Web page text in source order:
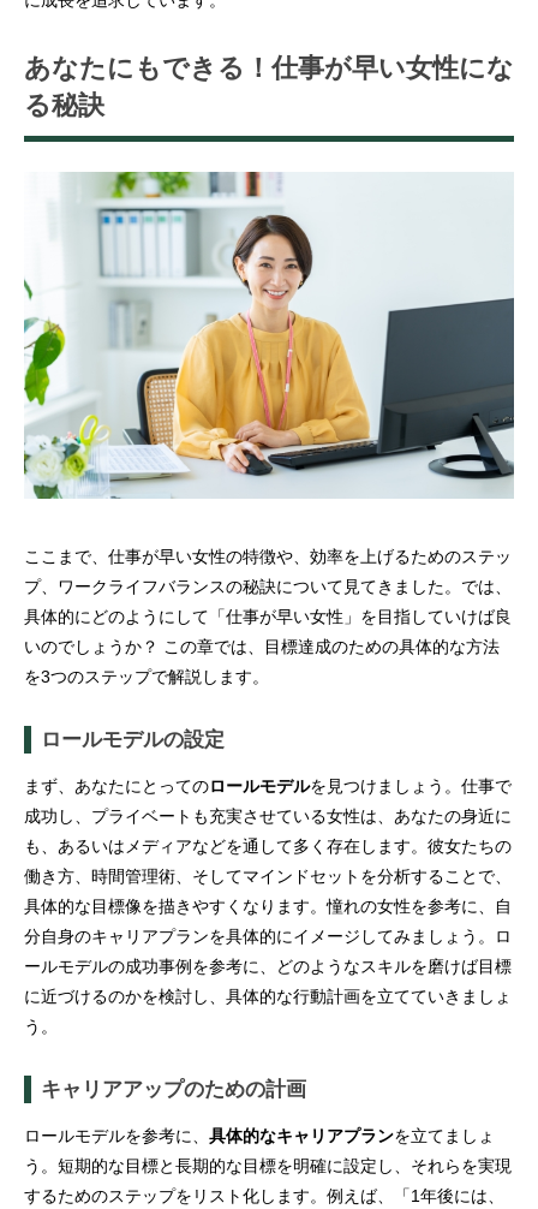
あなたにもできる！仕事が早い女性にな
る秘訣
ここまで、仕事が早い女性の特徴や、効率を上げるためのステッ
プ、ワークライフバランスの秘訣について見てきました。では、
具体的にどのようにして「仕事が早い女性」を目指していけば良
いのでしょうか？ この章では、目標達成のための具体的な方法
を3つのステップで解説します。
ロールモデルの設定
まず、あなたにとってのロールモデルを見つけましょう。仕事で
成功し、プライベートも充実させている女性は、あなたの身近に
も、あるいはメディアなどを通して多く存在します。彼女たちの
働き方、時間管理術、そしてマインドセットを分析することで、
具体的な目標像を描きやすくなります。憧れの女性を参考に、自
分自身のキャリアプランを具体的にイメージしてみましょう。ロ
ールモデルの成功事例を参考に、どのようなスキルを磨けば目標
に近づけるのかを検討し、具体的な行動計画を立てていきましょ
う。
キャリアアップのための計画
ロールモデルを参考に、 具体的なキャリアプランを立てましょ
う。短期的な目標と長期的な目標を明確に設定し、それらを実現
するためのステップをリスト化します。例えば、「1年後には、